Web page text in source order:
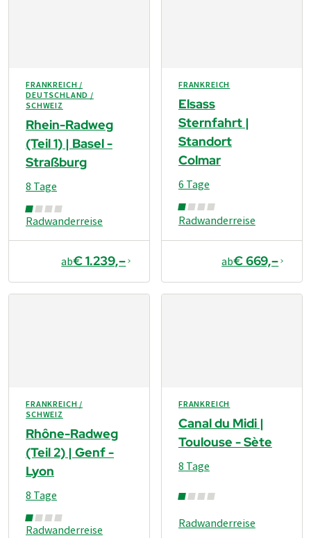
FRANKREICH /
DEUTSCHLAND /
SCHWEIZ
Rhein-Radweg
(Teil 1) | Basel -
Straßburg
Radwanderreise
8 Tage
ab€ 1.239,–
FRANKREICH
Elsass
Sternfahrt |
Standort
Colmar
Radwanderreise
6 Tage
ab€ 669,–
FRANKREICH /
SCHWEIZ
Rhône-Radweg
(Teil 2) | Genf -
Lyon
Radwanderreise
8 Tage
FRANKREICH
Canal du Midi |
Toulouse - Sète
Radwanderreise
8 Tage